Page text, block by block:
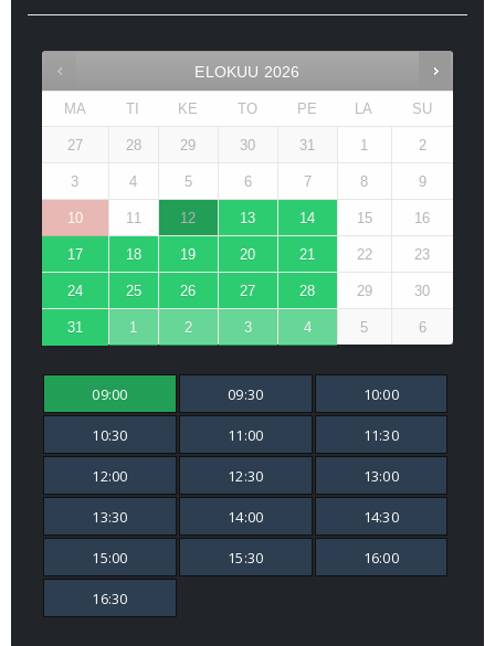
ELOKUU 2026
MA TI KE TO PE LA SU
27 28 29 30 31 1 2
3 4 5 6 7 8 9
10 11 12 13 14 15 16
17 18 19 20 21 22 23
24 25 26 27 28 29 30
31 1 2 3 4 5 6
09:00 09:30 10:00
10:30 11:00 11:30
12:00 12:30 13:00
13:30 14:00 14:30
15:00 15:30 16:00
16:30